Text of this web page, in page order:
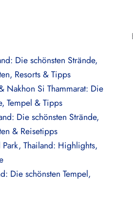
Die schönsten Strände,
Resorts & Tipps
Nakhon Si Thammarat: Die
Tempel & Tipps
Die schönsten Strände,
& Reisetipps
Park, Thailand: Highlights,
Die schönsten Tempel,